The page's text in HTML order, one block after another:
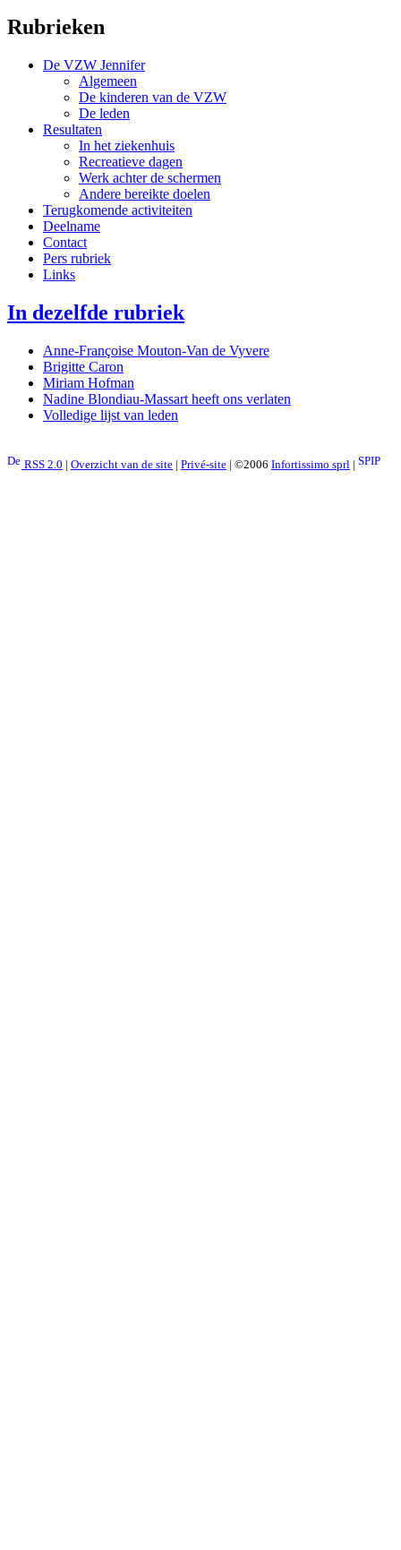
Rubrieken
De VZW Jennifer
Algemeen
De kinderen van de VZW
De leden
Resultaten
In het ziekenhuis
Recreatieve dagen
Werk achter de schermen
Andere bereikte doelen
Terugkomende activiteiten
Deelname
Contact
Pers rubriek
Links
In dezelfde rubriek
Anne-Françoise Mouton-Van de Vyvere
Brigitte Caron
Miriam Hofman
Nadine Blondiau-Massart heeft ons verlaten
Volledige lijst van leden
RSS 2.0 | Overzicht van de site | Privé-site | ©2006 Infortissimo sprl |